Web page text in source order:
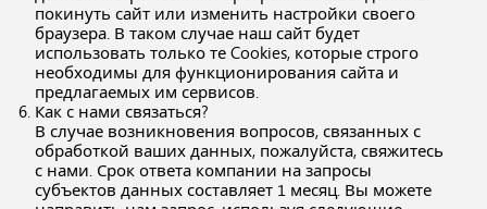
покинуть сайт или изменить настройки своего
браузера. В таком случае наш сайт будет
использовать только те Cookies, которые строго
необходимы для функционирования сайта и
предлагаемых им сервисов.
Как с нами связаться?
В случае возникновения вопросов, связанных с
обработкой ваших данных, пожалуйста, свяжитесь
с нами. Срок ответа компании на запросы
субъектов данных составляет 1 месяц. Вы можете